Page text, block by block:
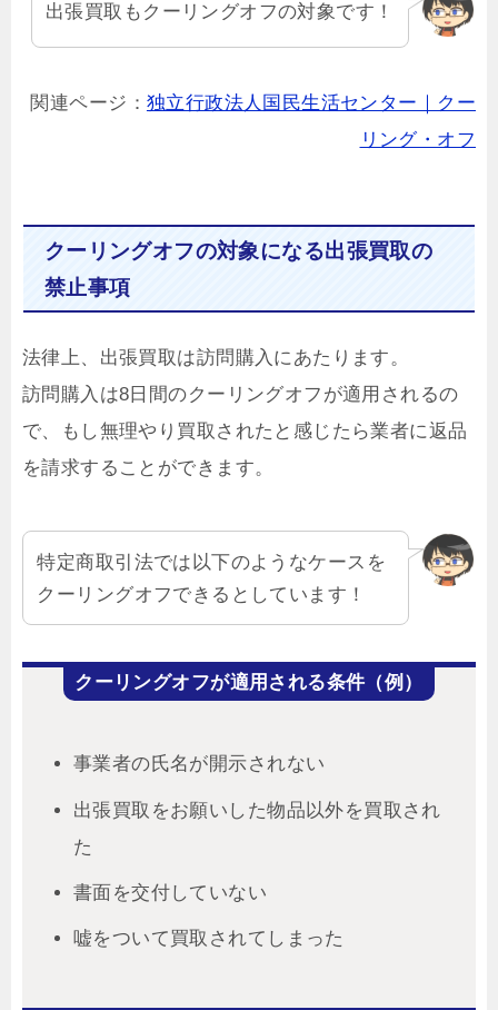
出張買取もクーリングオフの対象です！
関連ページ： 独立行政法人国民生活センター｜クー
リング・オフ
クーリングオフの対象になる出張買取の
禁止事項
法律上、出張買取は訪問購入にあたります。
訪問購入は8日間のクーリングオフが適用されるの
で、もし無理やり買取されたと感じたら業者に返品
を請求することができます。
特定商取引法では以下のようなケースを
クーリングオフできるとしています！
クーリングオフが適用される条件（例）
事業者の氏名が開示されない
出張買取をお願いした物品以外を買取され
た
書面を交付していない
嘘をついて買取されてしまった